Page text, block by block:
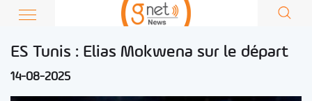
ES Tunis : Elias Mokwena sur le départ
14-08-2025